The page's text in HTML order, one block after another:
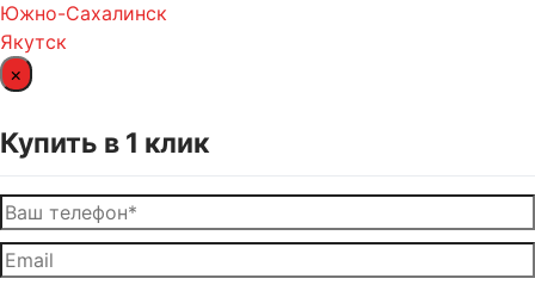
Южно-Сахалинск
Якутск
×
Купить в 1 клик